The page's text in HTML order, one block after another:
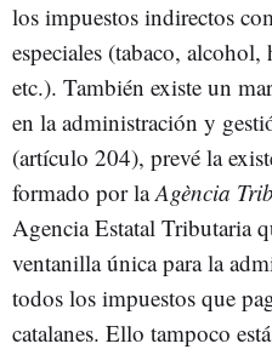
los impuestos indirectos
especiales (tabaco,
etc.). También existe un
en la administración y
(artículo 204), prevé la
formado por laAgència
Agencia Estatal Tributaria
ventanilla única para la
todos los impuestos que
catalanes. Ello tampoco